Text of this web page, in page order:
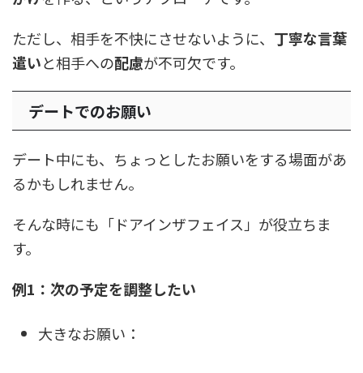
ただし、相手を不快にさせないように、 丁寧な言葉
遣いと相手への配慮が不可欠です。
デートでのお願い
デート中にも、ちょっとしたお願いをする場面があ
るかもしれません。
そんな時にも「ドアインザフェイス」が役立ちま
す。
例1：次の予定を調整したい
大きなお願い：